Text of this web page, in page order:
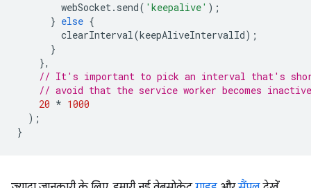
webSocket. send( 'keepalive' );
} else {
clearInterval(keepAliveIntervalId);
}
},
// It's important to pick an interval that's
// avoid that the service worker becomes
20 * 1000
);
}